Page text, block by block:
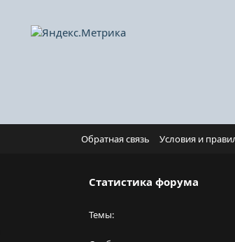
Обратная связь Условия и
Статистика форума
Темы